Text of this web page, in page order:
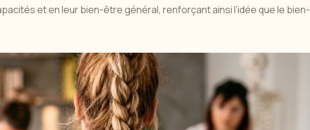
et en leur bien-être général, renforçant ainsi l’idée que le bien-